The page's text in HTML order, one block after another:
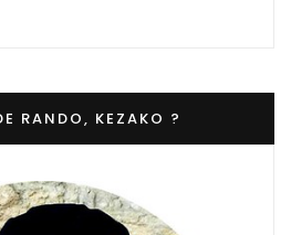
RANDO, KEZAKO ?